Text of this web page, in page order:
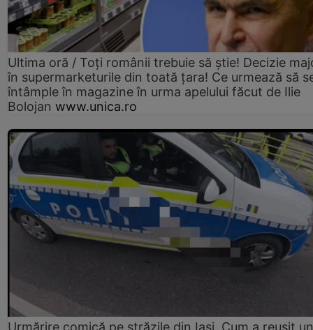
Ultima oră / Toți românii trebuie să știe! Decizie
în supermarketurile din toată țara! Ce urmează să
întâmple în magazine în urma apelului făcut de Ilie
Bolojan www.unica.ro
Urmărire comică pe străzile din Iași. Cum a reușit un